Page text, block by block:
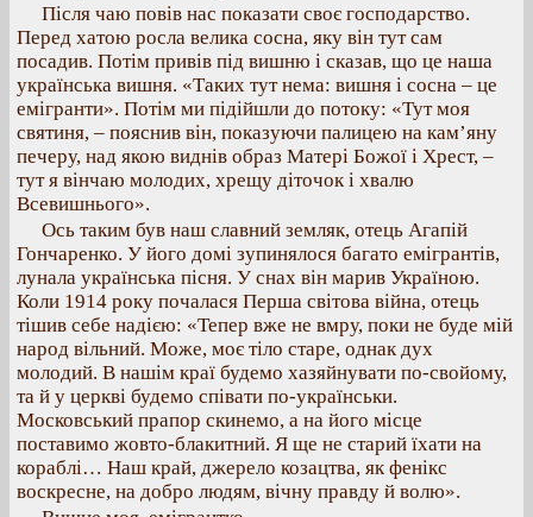
Після чаю повів нас показати своє господарство.
Перед хатою росла велика сосна, яку він тут сам
посадив. Потім привів під вишню і сказав, що це наша
українська вишня. «Таких тут нема: вишня і сосна – це
емігранти». Потім ми підійшли до потоку: «Тут моя
святиня, – пояснив він, показуючи палицею на кам’яну
печеру, над якою виднів образ Матері Божої і Хрест, –
тут я вінчаю молодих, хрещу діточок і хвалю
Всевишнього».
Ось таким був наш славний земляк, отець Агапій
Гончаренко. У його домі зупинялося багато емігрантів,
лунала українська пісня. У снах він марив Україною.
Коли 1914 року почалася Перша світова війна, отець
тішив себе надією: «Тепер вже не вмру, поки не буде мій
народ вільний. Може, моє тіло старе, однак дух
молодий. В нашім краї будемо хазяйнувати по-свойому,
та й у церкві будемо співати по-українськи.
Московський прапор скинемо, а на його місце
поставимо жовто-блакитний. Я ще не старий їхати на
кораблі… Наш край, джерело козацтва, як фенікс
воскресне, на добро людям, вічну правду й волю».